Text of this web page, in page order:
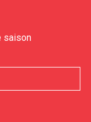
saison